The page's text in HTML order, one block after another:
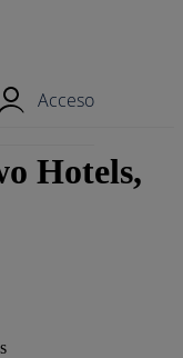
Acceso
Hotels,